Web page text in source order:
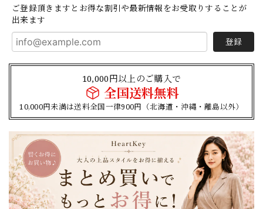
ご登録頂きますとお得な割引や最新情報をお受取りすることが
出来ます
登録
10,000円以上のご購入で
全国送料無料
10,000円未満は送料全国一律900円（北海道・沖縄・離島以外）